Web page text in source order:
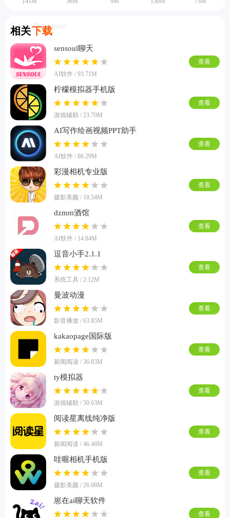
相关下载
Related Downloads
sensoul聊天
AI软件 / 93.71M
查看
柠檬模拟器手机版
游戏辅助 / 23.70M
查看
AI写作绘画视频PPT助手
AI软件 / 86.29M
查看
彩漫相机专业版
摄影美颜 / 18.54M
查看
dzmm酒馆
AI软件 / 14.84M
查看
逗音小手2.1.1
系统工具 / 2.12M
查看
曼波动漫
影音播放 / 63.85M
查看
kakaopage国际版
新闻阅读 / 36.83M
查看
ty模拟器
游戏辅助 / 50.63M
查看
阅读星离线纯净版
新闻阅读 / 46.48M
查看
哇喔相机手机版
摄影美颜 / 26.08M
查看
崽在ai聊天软件
查看